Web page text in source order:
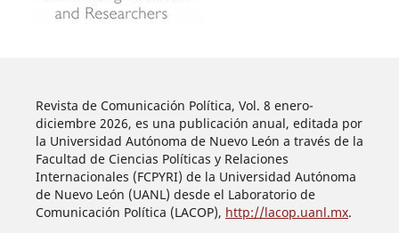
Revista de Comunicación Política, Vol. 8 enero-
diciembre 2026, es una publicación anual, editada por
la Universidad Autónoma de Nuevo León a través de la
Facultad de Ciencias Políticas y Relaciones
Internacionales (FCPYRI) de la Universidad Autónoma
de Nuevo León (UANL) desde el Laboratorio de
Comunicación Política (LACOP), http://lacop.uanl.mx.